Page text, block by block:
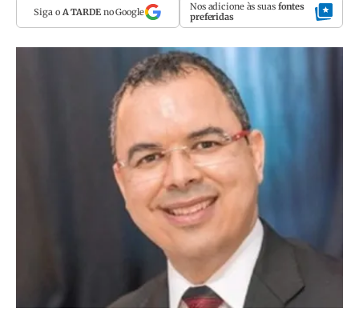
Siga o A TARDEno Google Nos adicione às suas fontes
preferidas